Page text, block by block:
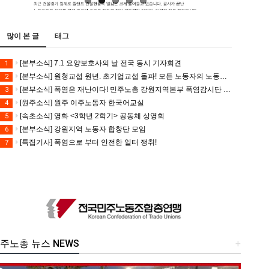
많이 본 글 태그
1 [본부소식] 7.1 요양보호사의 날 전국 동시 기자회견
2 [본부소식] 원청교섭 원년. 초기업교섭 돌파! 모든 노동자의 노동기본권 쟁취! 민주노총 7.15 총파업대회
3 [본부소식] 폭염은 재난이다! 민주노총 강원지역본부 폭염감시단 선포 기자회견
4 [원주소식] 원주 이주노동자 한국어교실
5 [속초소식] 영화 <3학년 2학기> 공동체 상영회
6 [본부소식] 강원지역 노동자 합창단 모임
7 [특집기사] 폭염으로 부터 안전한 일터 쟁취!
+
노총 뉴스 NEWS